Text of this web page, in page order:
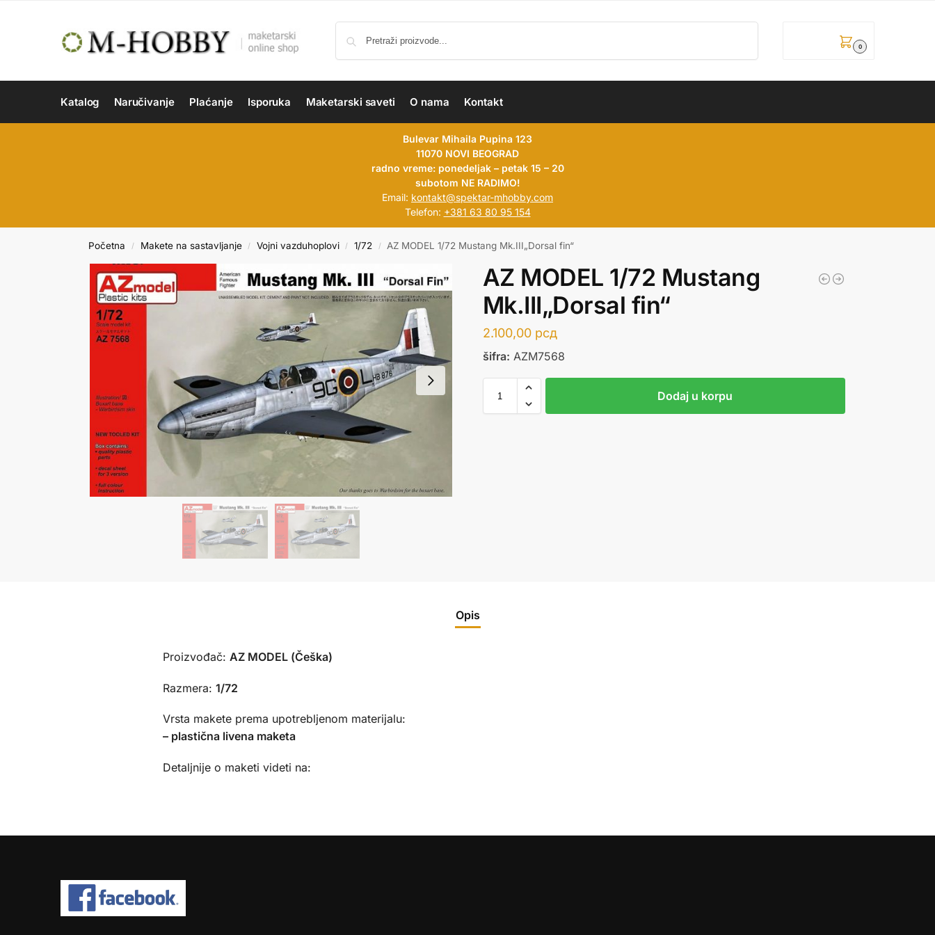
0
Katalog Naručivanje Plaćanje Isporuka Maketarski saveti O nama Kontakt
Bulevar Mihaila Pupina 123
11070 NOVI BEOGRAD
radno vreme: ponedeljak – petak 15 – 20
subotom NE RADIMO!
Email: kontakt@spektar-mhobby.com
Telefon: +381 63 80 95 154
Početna / Makete na sastavljanje / Vojni vazduhoplovi / 1/72 / AZ MODEL 1/72 Mustang Mk.III„Dorsal fin“
AZ MODEL 1/72 Mustang
Mk.III„Dorsal fin“
2.100,00 рсд
šifra: AZM7568
Dodaj u korpu
Opis
Proizvođač: AZ MODEL (Češka)
Razmera: 1/72
Vrsta makete prema upotrebljenom materijalu:
– plastična livena maketa
Detaljnije o maketi videti na: